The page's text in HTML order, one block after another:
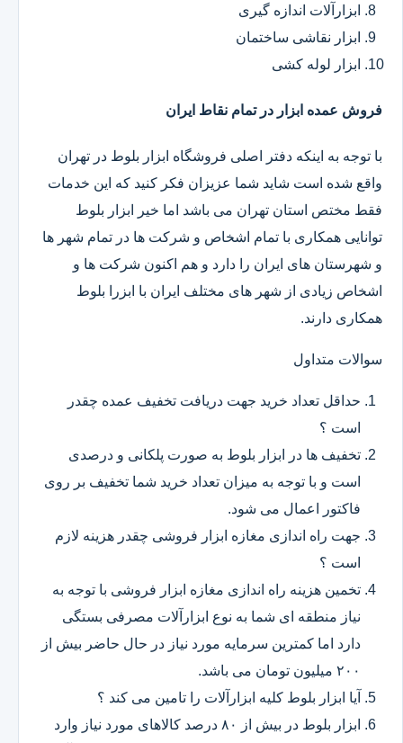
ابزارآلات اندازه گیری
ابزار نقاشی ساختمان
ابزار لوله کشی
فروش عمده ابزار در تمام نقاط ایران
با توجه به اینکه دفتر اصلی فروشگاه ابزار بلوط در تهران
واقع شده است شاید شما عزیزان فکر کنید که این خدمات
فقط مختص استان تهران می باشد اما خیر ابزار بلوط
توانایی همکاری با تمام اشخاص و شرکت ها در تمام شهر ها
و شهرستان های ایران را دارد و هم اکنون شرکت ها و
اشخاص زیادی از شهر های مختلف ایران با ابزرا بلوط
همکاری دارند.
سوالات متداول
حداقل تعداد خرید جهت دریافت تخفیف عمده چقدر
است ؟
تخفیف ها در ابزار بلوط به صورت پلکانی و درصدی
است و با توجه به میزان تعداد خرید شما تخفیف بر روی
فاکتور اعمال می شود.
جهت راه اندازی مغازه ابزار فروشی چقدر هزینه لازم
است ؟
تخمین هزینه راه اندازی مغازه ابزار فروشی با توجه به
نیاز منطقه ای شما به نوع ابزارآلات مصرفی بستگی
دارد اما کمترین سرمایه مورد نیاز در حال حاضر بیش از
۲۰۰ میلیون تومان می باشد.
آیا ابزار بلوط کلیه ابزارآلات را تامین می کند ؟
ابزار بلوط در بیش از ۸۰ درصد کالاهای مورد نیاز وارد